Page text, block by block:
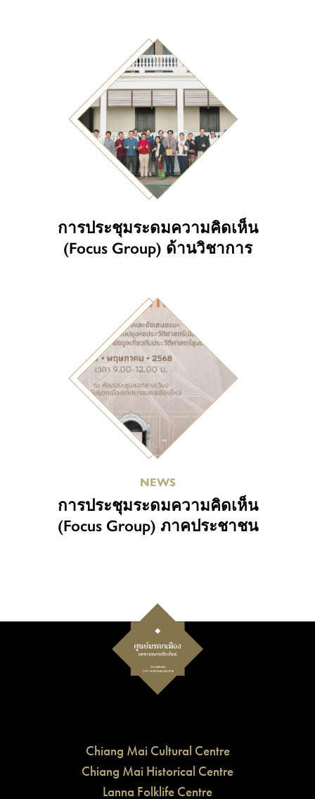
การประชุมระดมความคิดเห็น
(Focus Group) ด้านวิชาการ
NEWS
การประชุมระดมความคิดเห็น
(Focus Group) ภาคประชาชน
Chiang Mai Cultural Centre
Chiang Mai Historical Centre
Lanna Folklife Centre